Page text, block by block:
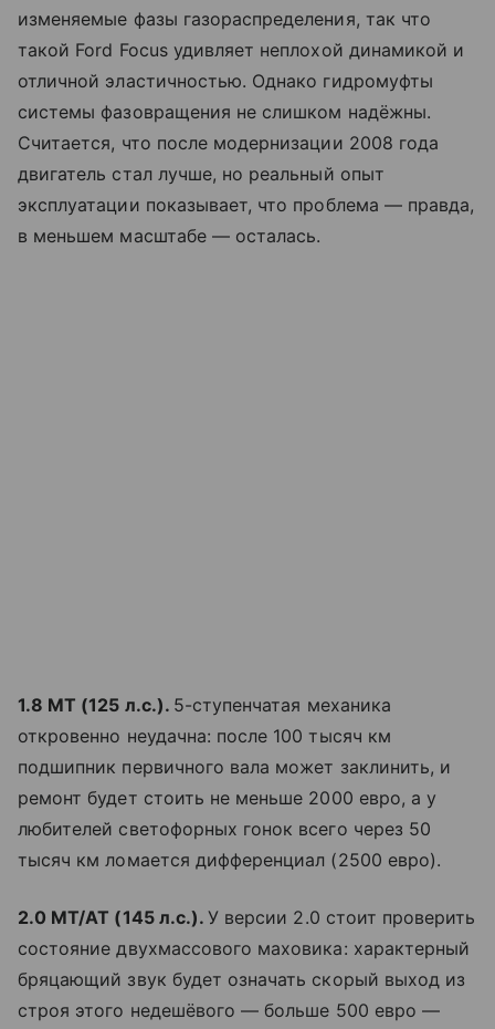
изменяемые фазы газораспределения, так что
такой Ford Focus удивляет неплохой динамикой и
отличной эластичностью. Однако гидромуфты
системы фазовращения не слишком надёжны.
Считается, что после модернизации 2008 года
двигатель стал лучше, но реальный опыт
эксплуатации показывает, что проблема — правда,
в меньшем масштабе — осталась.
1.8 МТ (125 л.с.). 5-ступенчатая механика
откровенно неудачна: после 100 тысяч км
подшипник первичного вала может заклинить, и
ремонт будет стоить не меньше 2000 евро, а у
любителей светофорных гонок всего через 50
тысяч км ломается дифференциал (2500 евро).
2.0 МТ/АТ (145 л.с.).У версии 2.0 стоит проверить
состояние двухмассового маховика: характерный
бряцающий звук будет означать скорый выход из
строя этого недешёвого — больше 500 евро —